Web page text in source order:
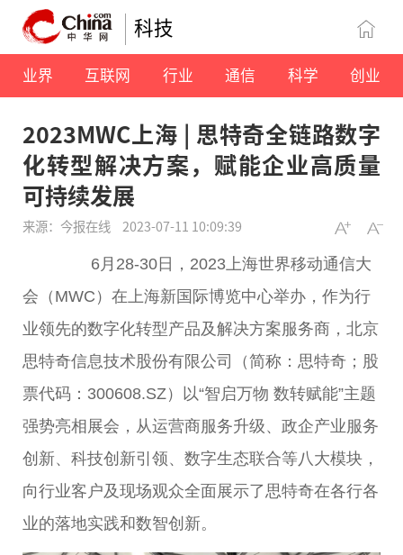
科技
业界 互联网 行业 通信 科学 创业
2023MWC上海 | 思特奇全链路数字
化转型解决方案，赋能企业高质量
可持续发展
来源：今报在线 2023-07-11 10:09:39
6月28-30日，2023上海世界移动通信大
会（MWC）在上海新国际博览中心举办，作为行
业领先的数字化转型产品及解决方案服务商，北京
思特奇信息技术股份有限公司（简称：思特奇；股
票代码：300608.SZ）以“智启万物 数转赋能”主题
强势亮相展会，从运营商服务升级、政企产业服务
创新、科技创新引领、数字生态联合等八大模块，
向行业客户及现场观众全面展示了思特奇在各行各
业的落地实践和数智创新。